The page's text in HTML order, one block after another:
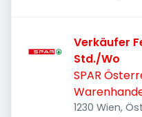
Verkäufer
Std./Wo
SPAR
1230 Wien,